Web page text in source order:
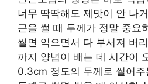
너무 딱딱해도 제맛이 안 나
근을 썰 때 두께가 정말 중요
썰면 익으면서 다 부서져 버
까지 양념이 배는 데 시간이
0.3cm 정도의 두께로 썰어